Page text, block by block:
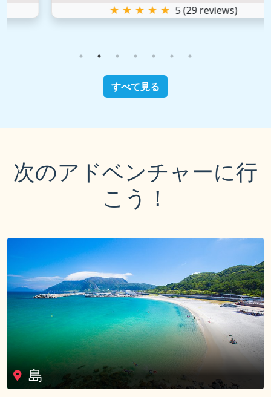
★ ★ ★ ★ ★ 5( 29 reviews)
すべて見る
次のアドベンチャーに行
こう！
島